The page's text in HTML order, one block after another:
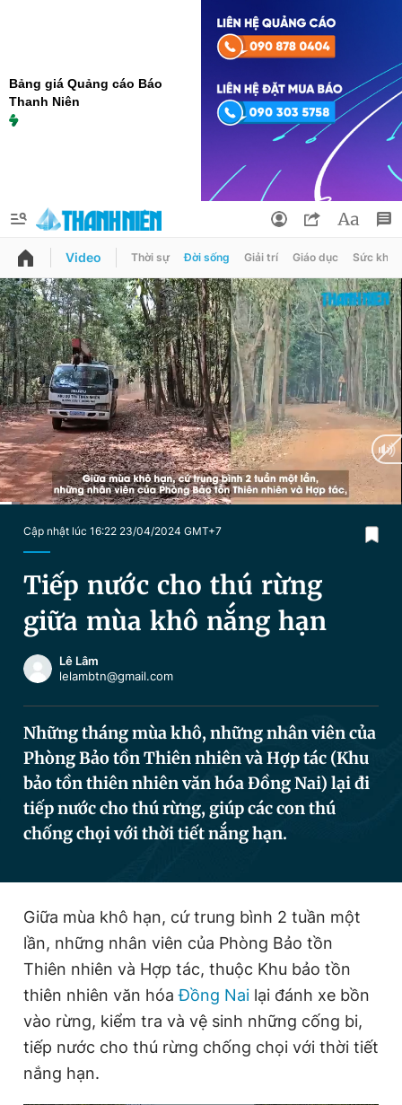
Bảng giá Quảng cáo Báo
Thanh Niên
QUẢNG CÁO
Chuyên mục
Chuyên mục khác
Chào ngày mới Tin 24h
Video Magazine
Sản phẩm khác
Tiện ích
Thông tin tòa soạn Liên hệ quảng cáo
Theo dõi báo trên
Hotline
0906 645 777
Liên hệ quảng cáo
0908 780 404
Thông tin tài khoản
Đổi mật khẩu
Tin đã lưu
Tin đã xem
Đăng xuất
Video Thời sự Đời sống Giải trí Giáo dục Sức khỏe
Cập nhật lúc 16:22 23/04/2024 GMT+7
Tiếp nước cho thú rừng
giữa mùa khô nắng hạn
Lê Lâm
lelambtn@gmail.com
Những tháng mùa khô, những nhân viên của
Phòng Bảo tồn Thiên nhiên và Hợp tác (Khu
bảo tồn thiên nhiên văn hóa Đồng Nai) lại đi
tiếp nước cho thú rừng, giúp các con thú
chống chọi với thời tiết nắng hạn.
Giữa mùa khô hạn, cứ trung bình 2 tuần một
lần, những nhân viên của Phòng Bảo tồn
Thiên nhiên và Hợp tác, thuộc Khu bảo tồn
thiên nhiên văn hóaĐồng Nai lại đánh xe bồn
vào rừng, kiểm tra và vệ sinh những cống bi,
tiếp nước cho thú rừng chống chọi với thời tiết
nắng hạn.